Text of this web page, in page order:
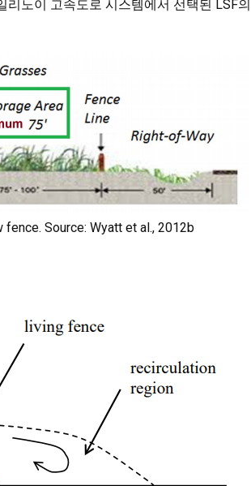
노이 고속도로 시스템에서 선택된 LSF
Source: Wyatt et al., 2012b